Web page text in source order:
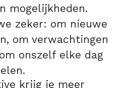
mogelijkheden.
zeker: om nieuwe
om verwachtingen
onszelf elke dag
krijg je meer